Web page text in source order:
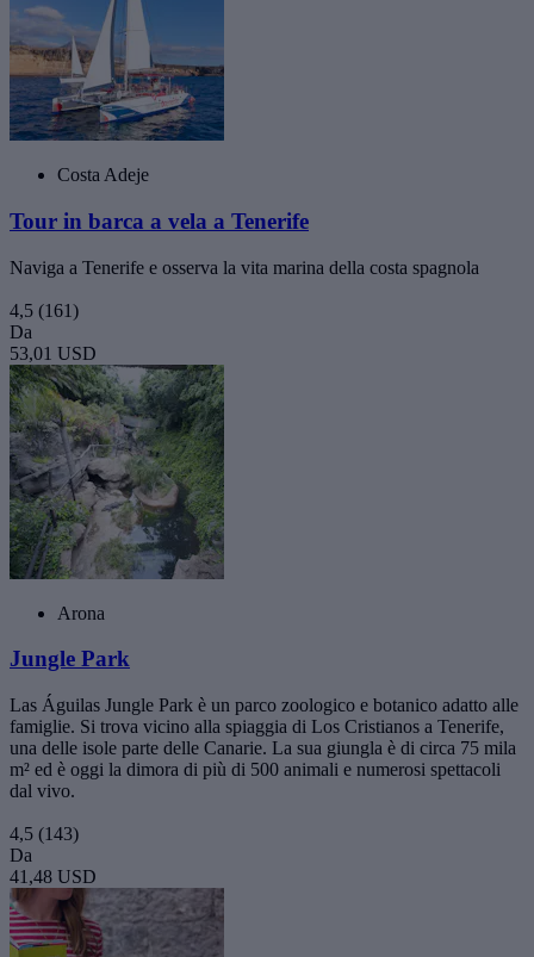
Costa Adeje
Tour in barca a vela a Tenerife
Naviga a Tenerife e osserva la vita marina della costa spagnola
4,5 (161)
Da
53,01 USD
Arona
Jungle Park
Las Águilas Jungle Park è un parco zoologico e botanico adatto alle
famiglie. Si trova vicino alla spiaggia di Los Cristianos a Tenerife,
una delle isole parte delle Canarie. La sua giungla è di circa 75 mila
m² ed è oggi la dimora di più di 500 animali e numerosi spettacoli
dal vivo.
4,5 (143)
Da
41,48 USD